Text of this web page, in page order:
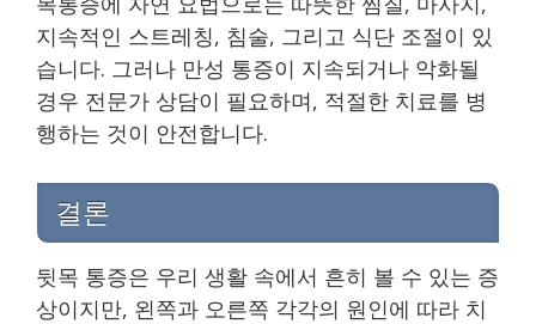
지속적인 스트레칭, 침술, 그리고 식단 조절이 있
습니다. 그러나 만성 통증이 지속되거나 악화될
경우 전문가 상담이 필요하며, 적절한 치료를 병
행하는 것이 안전합니다.
결론
뒷목 통증은 우리 생활 속에서 흔히 볼 수 있는 증
상이지만, 왼쪽과 오른쪽 각각의 원인에 따라 치